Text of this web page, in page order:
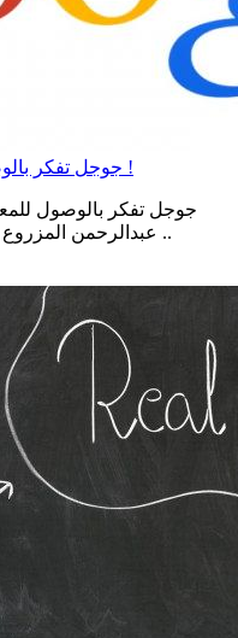
جوجل تفكر بالوصول للمعلومات الصحية للمستخدمين !
جوجل تفكر بالوصول
عبدالرحمن المزروع تظهر الدراسات أن عملية تسجيل مع ..